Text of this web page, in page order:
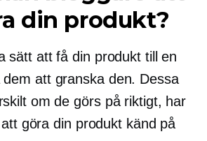
din produkt?
sätt att få din produkt till en
dem att granska den. Dessa
om de görs på riktigt, har
göra din produkt känd på